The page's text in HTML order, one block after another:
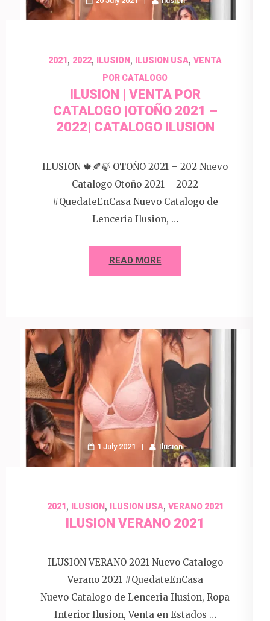
2021, 2022, ILUSION , ILUSION USA, VENTA
POR CATALOGO
ILUSION | VENTA POR
CATALOGO |OTOÑO 2021 –
2022| CATALOGO ILUSION
ILUSION 🍁🍂🍃 OTOÑO 2021 – 202 Nuevo
Catalogo Otoño 2021 – 2022
#QuedateEnCasa Nuevo Catalogo de
Lenceria Ilusion, …
READ MORE
1 July 2021 Ilusion
2021, ILUSION, ILUSION USA, VERANO 2021
ILUSION VERANO 2021
ILUSION VERANO 2021 Nuevo Catalogo
Verano 2021 #QuedateEnCasa
Nuevo Catalogo de Lenceria Ilusion, Ropa
Interior Ilusion, Venta en Estados …